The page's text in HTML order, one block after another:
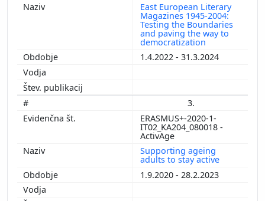
East European Literary
Magazines 1945-2004:
Testing the Boundaries
and paving the way to
democratization
1.4.2022 - 31.3.2024
3.
ERASMUS+-2020-1-
IT02_KA204_080018 -
ActivAge
Supporting ageing
adults to stay active
1.9.2020 - 28.2.2023